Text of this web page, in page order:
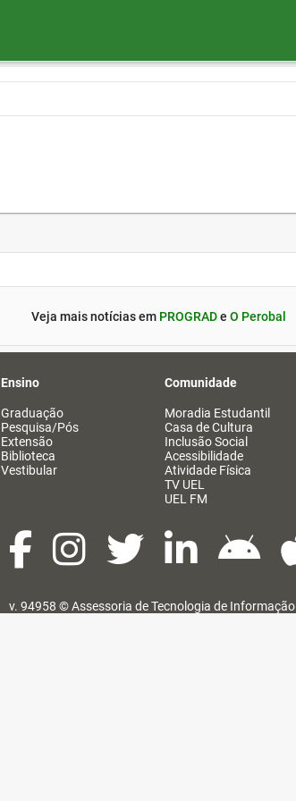
Veja mais notícias em PROGRADe O Perobal
Ensino
Graduação
Pesquisa/Pós
Extensão
Biblioteca
Vestibular
Comunidade
Moradia Estudantil
Casa de Cultura
Inclusão Social
Acessibilidade
Atividade Física
TV UEL
UEL FM
v. 94958 ©Assessoria de Tecnologia de Informação